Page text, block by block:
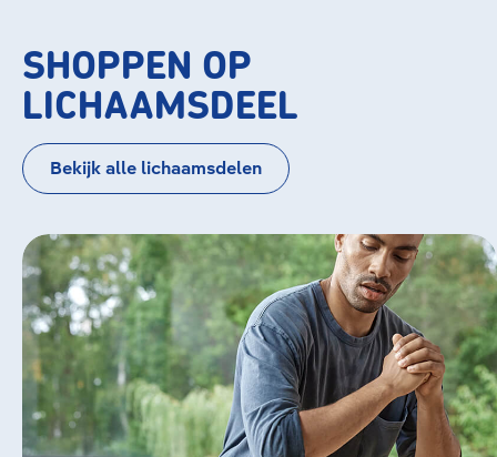
SHOPPEN OP
LICHAAMSDEEL
Bekijk alle lichaamsdelen
Bildergalerie überspringen
Knie